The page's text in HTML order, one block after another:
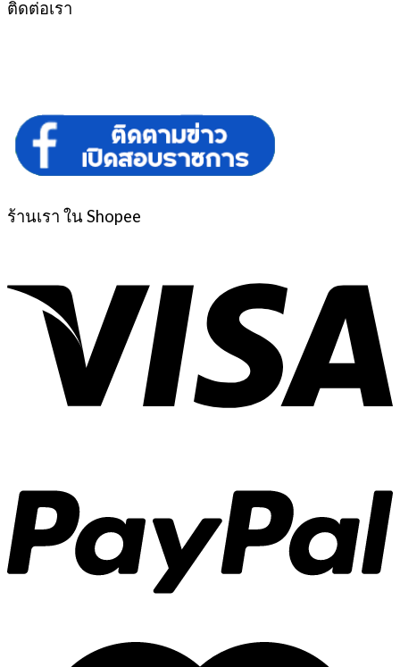
ติดต่อเรา
ร้านเรา ใน Shopee